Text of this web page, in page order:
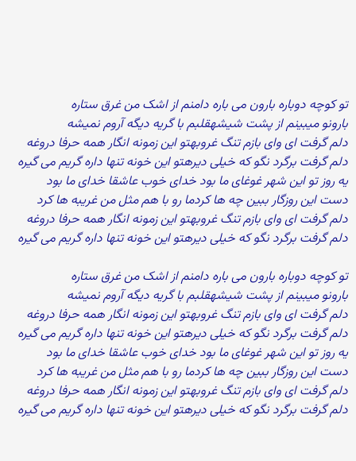
تو کوچه دوباره بارون می باره دامنم از اشک من غرق ستاره
بارونو میبینم از پشت شیشهقلبم با گریه دیگه آروم نمیشه
دلم گرفت ای وای بازم تنگ غروبهتو این زمونه انگار همه حرفا دروغه
دلم گرفت برگرد نگو که خیلی دیرهتو این خونه تنها داره گریم می گیره
یه روز تو این شهر غوغای ما بود خدای خوب عاشقا خدای ما بود
دست این روزگار ببین چه ها کردما رو با هم مثل من غریبه ها کرد
دلم گرفت ای وای بازم تنگ غروبهتو این زمونه انگار همه حرفا دروغه
دلم گرفت برگرد نگو که خیلی دیرهتو این خونه تنها داره گریم می گیره
تو کوچه دوباره بارون می باره دامنم از اشک من غرق ستاره
بارونو میبینم از پشت شیشهقلبم با گریه دیگه آروم نمیشه
دلم گرفت ای وای بازم تنگ غروبهتو این زمونه انگار همه حرفا دروغه
دلم گرفت برگرد نگو که خیلی دیرهتو این خونه تنها داره گریم می گیره
یه روز تو این شهر غوغای ما بود خدای خوب عاشقا خدای ما بود
دست این روزگار ببین چه ها کردما رو با هم مثل من غریبه ها کرد
دلم گرفت ای وای بازم تنگ غروبهتو این زمونه انگار همه حرفا دروغه
دلم گرفت برگرد نگو که خیلی دیرهتو این خونه تنها داره گریم می گیره